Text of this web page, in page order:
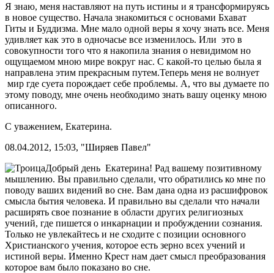
Я знаю, меня наставляют на путь истины и я трансформируясь
в новое существо. Начала знакомиться с основами Бхават
Гиты и Буддизма. Мне мало одной веры я хочу знать все. Меня
удивляет как это в одночасье все изменилось. Или это в
совокупности того что я накопила знания о невидимом но
ощущаемом мною мире вокруг нас. С какой-то целью была я
направлена этим прекрасным путем.Теперь меня не волнует
мир где суета порождает себе проблемы. А, что вы думаете по
этому поводу, мне очень необходимо знать вашу оценку мною
описанного.
С уважением, Екатерина.
08.04.2012, 15:03, "Ширяев Павел"
Добрый день Екатерина! Рад вашему позитивному
мышлению. Вы правильно сделали, что обратились ко мне по
поводу ваших видений во сне. Вам дана одна из расшифровок
смысла бытия человека. И правильно вы сделали что начали
расширять свое познание в области других религиозных
учений, где пишется о инкарнации и пробуждении сознания.
Только не увлекайтесь и не сходите с позиции основного
Христианского учения, которое есть зерно всех учений и
истиной веры. Именно Крест нам дает смысл преобразования
которое вам было показано во сне.